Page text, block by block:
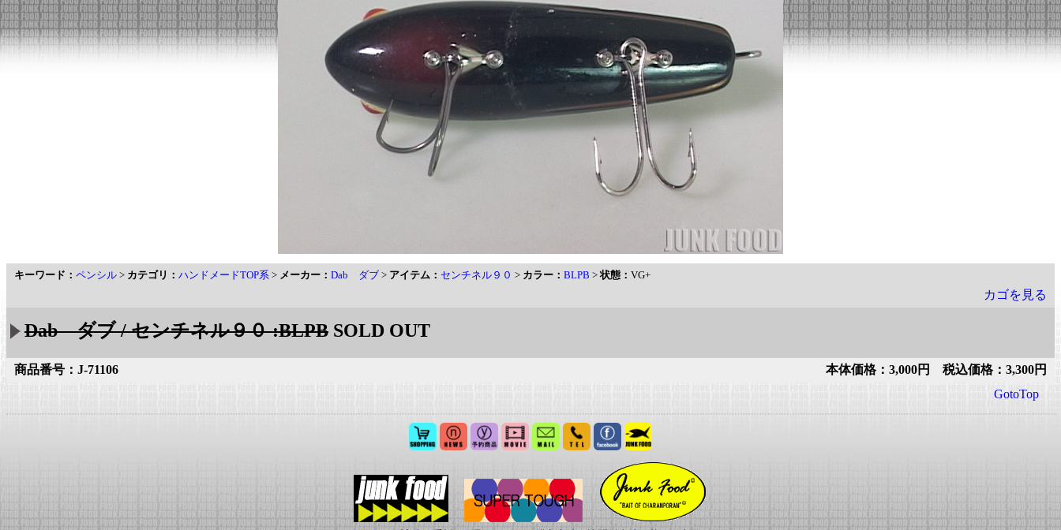
キーワード： ペンシル > カテゴリ： ハンドメードTOP系 > メーカー： Dab ダブ > アイテム： センチネル９０ > カラー： BLPB >状態： VG+
カゴを見る
Dab ダブ / センチネル９０ :BLPB SOLD OUT
商品番号：J-71106
本体価格：3,000円 税込価格：3,300円
GotoTop